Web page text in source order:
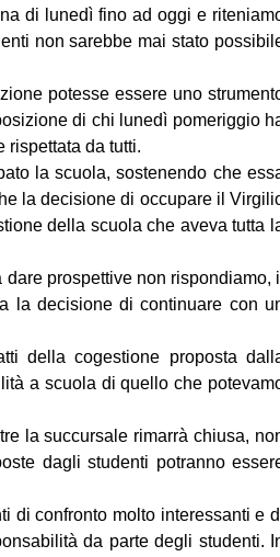
di lunedì fino ad oggi e
non sarebbe mai stato
potesse essere uno
di chi lunedì pomeriggio
rispettata da tutti.
la scuola, sostenendo che
la decisione di occupare il
della scuola che aveva tutta
prospettive non rispondiamo, il
la decisione di continuare con
della cogestione proposta
a scuola di quello che
la succursale rimarrà chiusa,
dagli studenti potranno
di confronto molto interessanti e
da parte degli studenti.